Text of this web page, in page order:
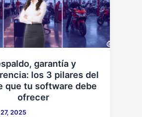
garantía y
los 3 pilares del
que tu software debe
ofrecer
2025